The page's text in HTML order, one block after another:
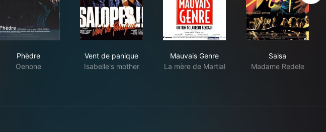
Phèdre
Oenone
Vent de panique
Isabelle's mother
Mauvais Genre
La mère de Martial
Salsa
Madame Redele